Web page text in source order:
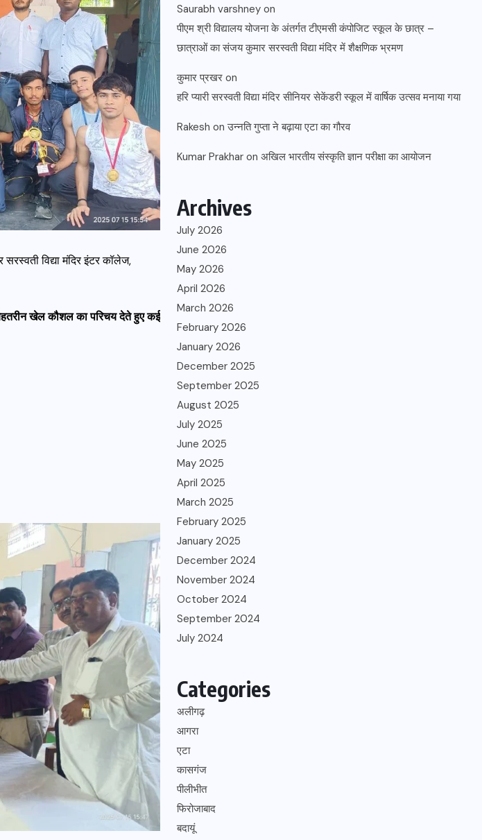
विद्या मंदिर इंटर कॉलेज,
खेल कौशल का परिचय देते हुए कई
Saurabh varshney on
पीएम श्री विद्यालय योजना के अंतर्गत टीएमसी कंपोजिट स्कूल के छात्र –
छात्राओं का संजय कुमार सरस्वती विद्या मंदिर में शैक्षणिक भ्रमण
कुमार प्रखर on
हरि प्यारी सरस्वती विद्या मंदिर सीनियर सेकेंडरी स्कूल में वार्षिक उत्सव मनाया गया
Rakesh onउन्नति गुप्ता ने बढ़ाया एटा का गौरव
Kumar Prakhar on अखिल भारतीय संस्कृति ज्ञान परीक्षा का आयोजन
Archives
July 2026
June 2026
May 2026
April 2026
March 2026
February 2026
January 2026
December 2025
September 2025
August 2025
July 2025
June 2025
May 2025
April 2025
March 2025
February 2025
January 2025
December 2024
November 2024
October 2024
September 2024
July 2024
Categories
अलीगढ़
आगरा
एटा
कासगंज
पीलीभीत
फिरोजाबाद
बदायूं